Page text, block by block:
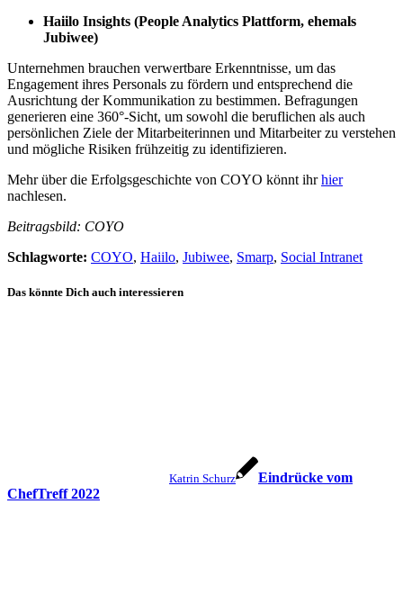
Haiilo Insights (People Analytics Plattform, ehemals
Jubiwee)
Unternehmen brauchen verwertbare Erkenntnisse, um das
Engagement ihres Personals zu fördern und entsprechend die
Ausrichtung der Kommunikation zu bestimmen. Befragungen
generieren eine 360°-Sicht, um sowohl die beruflichen als auch
persönlichen Ziele der Mitarbeiterinnen und Mitarbeiter zu verstehen
und mögliche Risiken frühzeitig zu identifizieren.
Mehr über die Erfolgsgeschichte von COYO könnt ihrhier
nachlesen.
Beitragsbild: COYO
Schlagworte: COYO, Haiilo, Jubiwee, Smarp, Social Intranet
Das könnte Dich auch interessieren
Katrin Schurz
Eindrücke vom
ChefTreff 2022